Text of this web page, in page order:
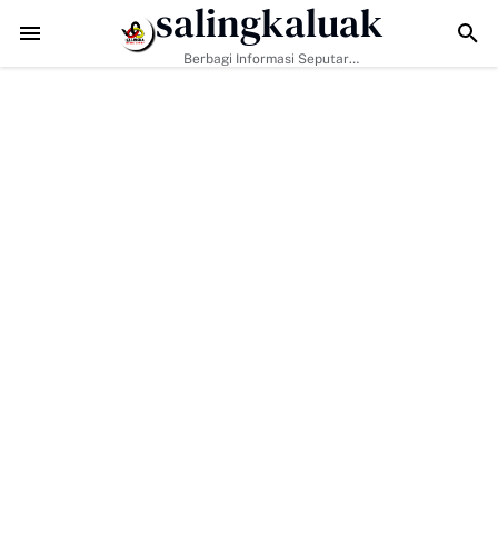
Penyuluhan Satpol PP Sarana Membangun Kesadaran
salingkaluak
Berbagi Informasi Seputar